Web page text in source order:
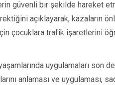
güvenli bir şekilde hareket
açıklayarak, kazaların
çocuklara trafik işaretlerini
uygulamaları son
anlaması ve uygulaması,